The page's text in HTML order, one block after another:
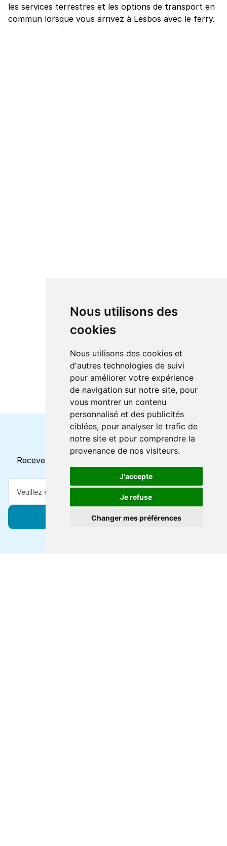
Nous utilisons des
cookies
Nous utilisons des cookies et
d'autres technologies de suivi
pour améliorer votre expérience
de navigation sur notre site, pour
vous montrer un contenu
personnalisé et des publicités
ciblées, pour analyser le trafic de
notre site et pour comprendre la
provenance de nos visiteurs.
J'accepte
Je refuse
Changer mes préférences
les services terrestres et les options de transport en
commun lorsque vous arrivez à Lesbos avec le ferry.
Horaires et offres actuels
Recevez toutes les mises à jour dans votre e-mail
S'abonner